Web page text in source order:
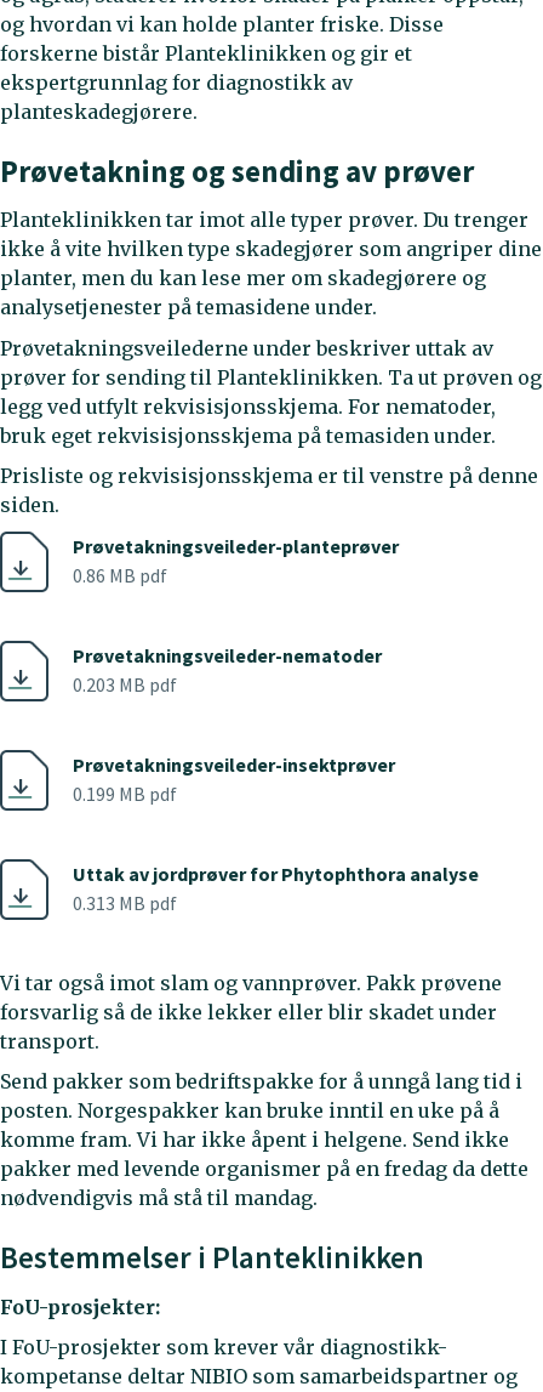
og hvordan vi kan holde planter friske. Disse
forskerne bistår Planteklinikken og gir et
ekspertgrunnlag for diagnostikk av
planteskadegjørere.
Prøvetakning og sending av prøver
Planteklinikken tar imot alle typer prøver. Du trenger
ikke å vite hvilken type skadegjører som angriper dine
planter, men du kan lese mer om skadegjørere og
analysetjenester på temasidene under.
Prøvetakningsveilederne under beskriver uttak av
prøver for sending til Planteklinikken. Ta ut prøven og
legg ved utfylt rekvisisjonsskjema. For nematoder,
bruk eget rekvisisjonsskjema på temasiden under.
Prisliste og rekvisisjonsskjema er til venstre på denne
siden.
Prøvetakningsveileder-planteprøver
0.86 MB pdf
Prøvetakningsveileder-nematoder
0.203 MB pdf
Prøvetakningsveileder-insektprøver
0.199 MB pdf
Uttak av jordprøver for Phytophthora analyse
0.313 MB pdf
Vi tar også imot slam og vannprøver. Pakk prøvene
forsvarlig så de ikke lekker eller blir skadet under
transport.
Send pakker som bedriftspakke for å unngå lang tid i
posten. Norgespakker kan bruke inntil en uke på å
komme fram. Vi har ikke åpent i helgene. Send ikke
pakker med levende organismer på en fredag da dette
nødvendigvis må stå til mandag.
Bestemmelser i Planteklinikken
FoU-prosjekter:
I FoU-prosjekter som krever vår diagnostikk-
kompetanse deltar NIBIO som samarbeidspartner og